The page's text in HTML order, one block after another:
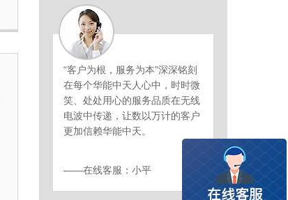
“客户为根，服务为本”深深铭刻
在每个华能中天人心中，时时微
笑、处处用心的服务品质在无线
电波中传递，让数以万计的客户
更加信赖华能中天。
——在线客服：小平